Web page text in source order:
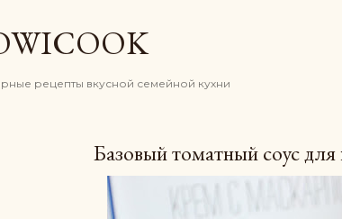
рецепты вкусной семейной кухни
Базовый томатный соус